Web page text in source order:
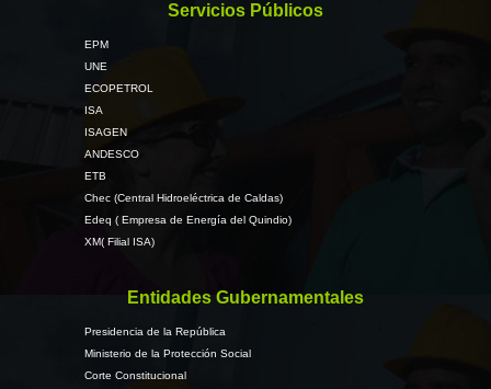
Servicios Públicos
EPM
UNE
ECOPETROL
ISA
ISAGEN
ANDESCO
ETB
Chec (Central Hidroeléctrica de Caldas)
Edeq ( Empresa de Energía del Quindio)
XM( Filial ISA)
Entidades Gubernamentales
Presidencia de la República
Ministerio de la Protección Social
Corte Constitucional